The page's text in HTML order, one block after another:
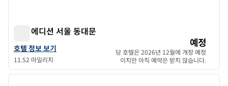
아늑 에디션 서울 동대문
아누크 에디션 서울 동대문의 호텔 상세 정보 보기
호텔 정보 보기
11.52 마일리지
예정
당 호텔은 2026년 12월에 개장 예정
이지만 아직 예약은 받지 않습니다.
1/12
1/12
다음